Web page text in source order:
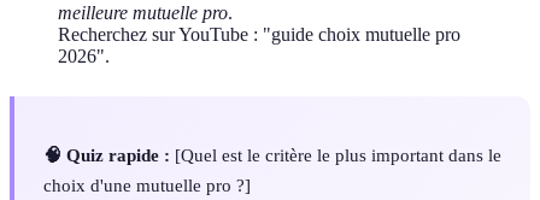
meilleure mutuelle pro.
Recherchez sur YouTube : "guide choix mutuelle pro
2026".
🧠 Quiz rapide : [Quel est le critère le plus important dans le
choix d'une mutuelle pro ?]